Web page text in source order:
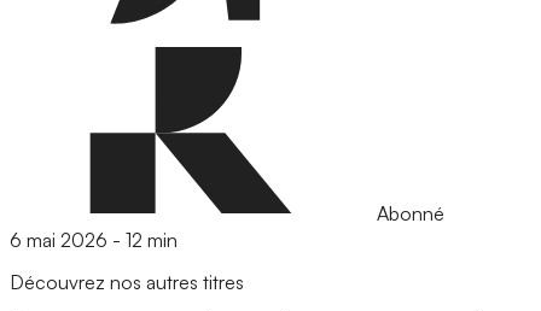
Abonné
6 mai 2026 - 12 min
Découvrez nos autres titres